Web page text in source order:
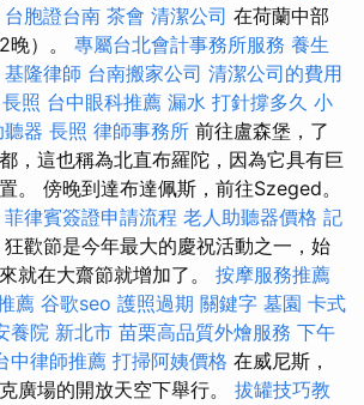
台胞證台南 茶會 清潔公司 在荷蘭中部
晚）。 專屬台北會計事務所服務 養生
基隆律師 台南搬家公司 清潔公司的費用
長照 台中眼科推薦 漏水 打針撐多久 小
器 長照 律師事務所 前往盧森堡，了
，這也稱為北直布羅陀，因為它具有巨
。 傍晚到達布達佩斯，前往Szeged。
菲律賓簽證申請流程 老人助聽器價格 記
歡節是今年最大的慶祝活動之一，始
就在大齋節就增加了。 按摩服務推薦
薦 谷歌seo 護照過期 關鍵字 墓園 卡式
養院 新北市 苗栗高品質外燴服務 下午
中律師推薦 打掃阿姨價格 在威尼斯，
廣場的開放天空下舉行。 拔罐技巧教